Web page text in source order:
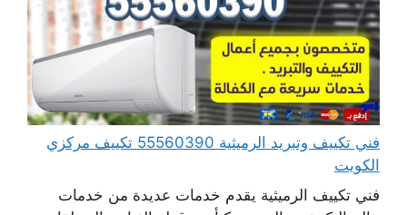
فني تكييف وتبريد الرميثية 55560390 تكييف مركزي
الكويت
فني تكييف الرميثية يقدم خدمات عديدة من خدمات